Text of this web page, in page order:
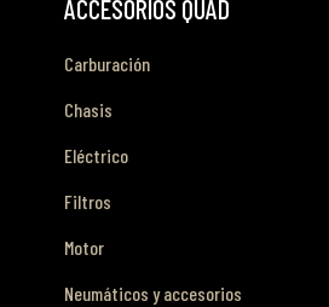
ACCESORIOS QUAD
Carburación
Chasis
Eléctrico
Filtros
Motor
Neumáticos y accesorios